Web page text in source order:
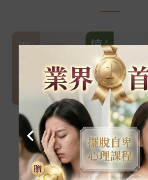
CLEANSE
潔顏慕后
帶走多餘髒污
留下滋潤不緊繃
PURE SOAP
植萃手工皂
回歸純粹洗感
清爽同時不乾澀